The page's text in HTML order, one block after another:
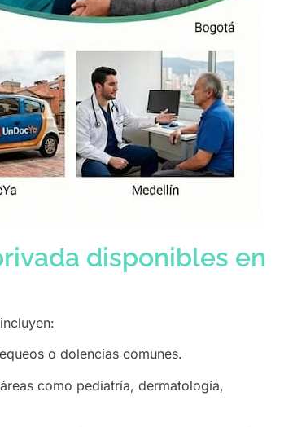
disponibles en
o dolencias comunes.
como pediatría, dermatología,